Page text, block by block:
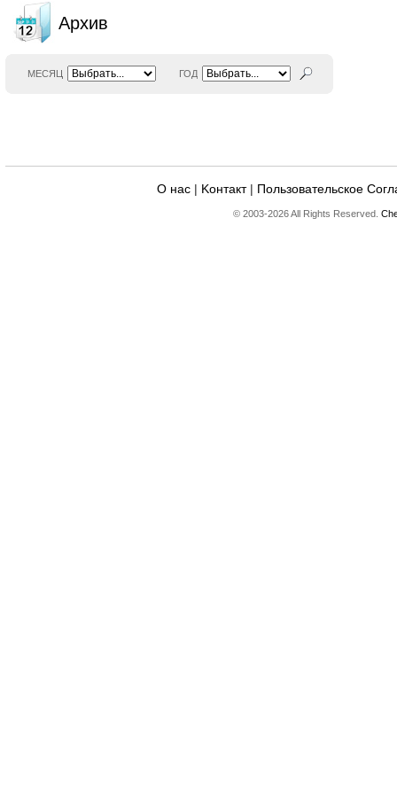
Архив
МЕСЯЦ ГОД
О нас | Kонтакт| Пользовательское
© 2003-2026 All Rights Reserved.